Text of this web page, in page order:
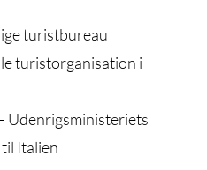
turistbureau
turistorganisation i
Udenrigsministeriets
Italien